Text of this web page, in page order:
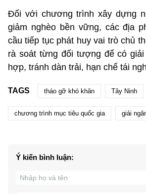
Đối với chương trình xây dựng
giảm nghèo bền vững, các địa
cầu tiếp tục phát huy vai trò chủ
rà soát từng đối tượng để có
hợp, tránh dàn trải, hạn chế tái
TAGS tháo gỡ khó khăn Tây Ninh
chương trình mục tiêu quốc gia giải
Ý kiến bình luận: